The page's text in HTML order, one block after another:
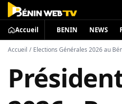
Accueil BENIN NEWS
Accueil / Elections Générales 2026 au